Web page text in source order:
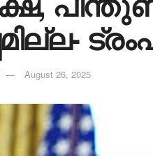
August 26, 2025